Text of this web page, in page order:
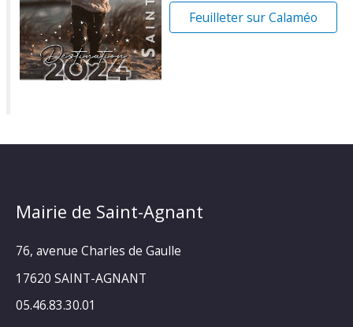
Feuilleter sur Calaméo
Mairie de Saint-Agnant
76, avenue Charles de Gaulle
17620 SAINT-AGNANT
05.46.83.30.01